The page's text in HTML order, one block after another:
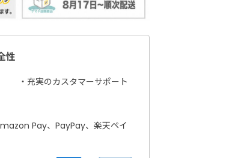
性
充実のカスタマーサポート
Pay、PayPay、楽天ペイ